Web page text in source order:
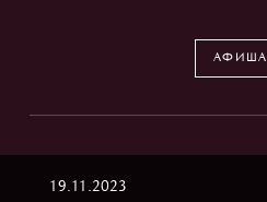
АФИША
19.11.2023